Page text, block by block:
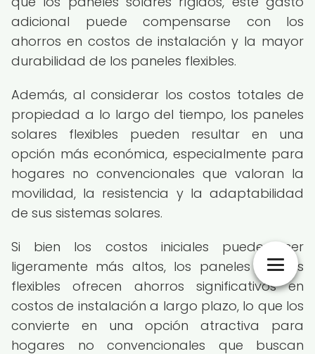
adicional puede compensarse con los
ahorros en costos de instalación y la mayor
durabilidad de los paneles flexibles.
Además, al considerar los costos totales de
propiedad a lo largo del tiempo, los paneles
solares flexibles pueden resultar en una
opción más económica, especialmente para
hogares no convencionales que valoran la
movilidad, la resistencia y la adaptabilidad
de sus sistemas solares.
Si bien los costos iniciales pueden ser
ligeramente más altos, los paneles solares
flexibles ofrecen ahorros significativos en
costos de instalación a largo plazo, lo que los
convierte en una opción atractiva para
hogares no convencionales que buscan